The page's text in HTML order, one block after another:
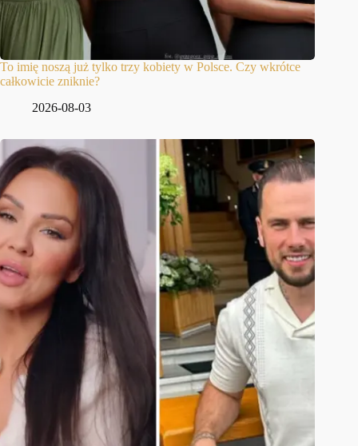
To imię noszą już tylko trzy kobiety w Polsce. Czy wkrótce
całkowicie zniknie?
2026-08-03